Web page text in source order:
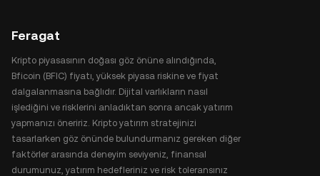
Feragat
Kripto piyasasının doğası göz önüne alındığında,
Bficoin (BFIC) fiyatı, yüksek piyasa riskine ve fiyat
dalgalanmasına bağlıdır. Dijital varlıkların nasıl
işlediğini ve risklerini anladıktan sonra ancak yatırım
yapmanızı öneririz. Kripto yatırım stratejinizi
tasarlarken göz önünde bulundurmanız gereken diğer
faktörler arasında deneyim seviyeniz, finansal
durumunuz, yatırım hedefleriniz ve risk toleransınız